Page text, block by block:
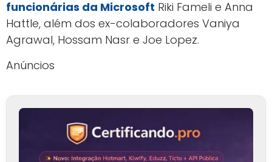
funcionárias da Microsoft Riki Fameli e Anna
Hattle, além dos ex-colaboradores Vaniya
Agrawal, Hossam Nasr e Joe Lopez.
Anúncios